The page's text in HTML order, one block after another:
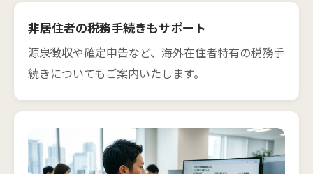
非居住者の税務手続きもサポート
源泉徴収や確定申告など、海外在住者特有の税務手
続きについてもご案内いたします。